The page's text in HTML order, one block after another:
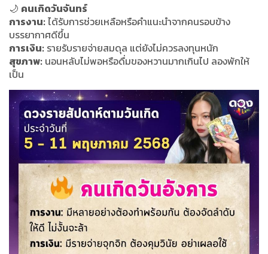
🌙 คนเกิดวันจันทร์
การงาน:ได้รับการช่วยเหลือหรือคำแนะนำจากคนรอบข้าง
บรรยากาศดีขึ้น
การเงิน: รายรับรายจ่ายสมดุล แต่ยังไม่ควรลงทุนหนัก
สุขภาพ: นอนหลับไม่พอหรือดื่มของหวานมากเกินไป ลองพักให้
เป็น